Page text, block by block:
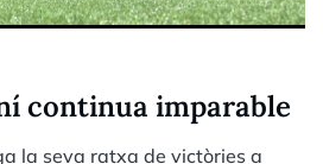
continua imparable
la seva ratxa de victòries a